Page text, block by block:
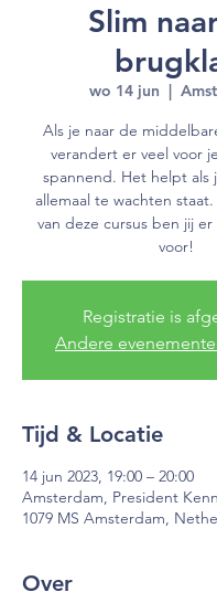
Slim
wo 14 jun
  |
Als je naar de
verandert er veel voor
spannend. Het helpt als
allemaal te wachten
van deze cursus ben jij er
voor!
Registratie is
Andere
Tijd & Locatie
14 jun 2023, 19:00 – 20:00
Amsterdam, President
1079 MS Amsterdam,
Over